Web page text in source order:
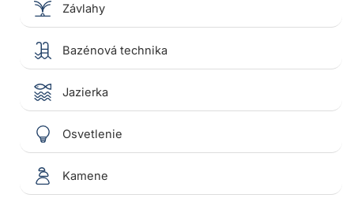
Závlahy
Bazénová technika
Jazierka
Osvetlenie
Kamene